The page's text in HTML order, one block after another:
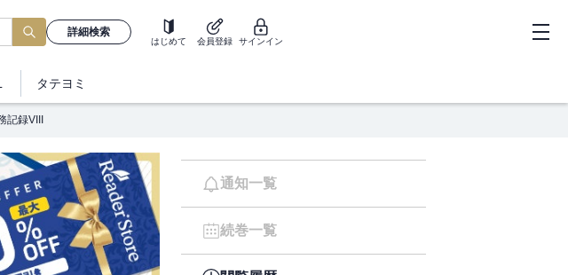
詳細検索
はじめて 会員登録 サインイン
タテヨミ
録VIII
通知一覧
続巻一覧